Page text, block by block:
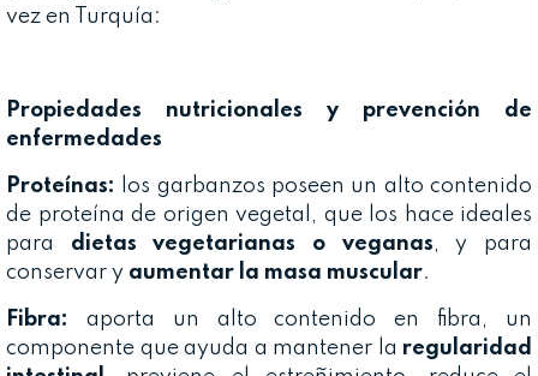
vez en Turquía:
Propiedades nutricionales y prevención de
enfermedades
Proteínas:
los garbanzos poseen un alto contenido
de proteína de origen vegetal, que los hace ideales
para dietas vegetarianas o veganas, y para
conservar y aumentar la masa muscular.
Fibra:
aporta un alto contenido en fibra, un
componente que ayuda a mantener la regularidad